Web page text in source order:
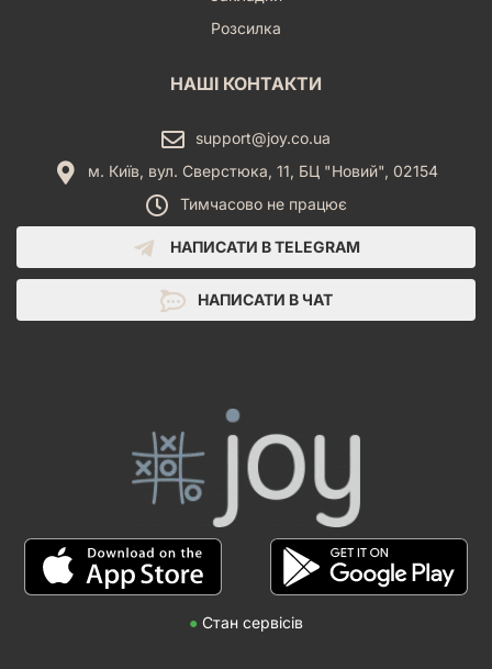
Розсилка
НАШІ КОНТАКТИ
support@joy.co.ua
м. Київ, вул. Сверстюка, 11, БЦ "Новий", 02154
Тимчасово не працює
НАПИСАТИ В TELEGRAM
НАПИСАТИ В ЧАТ
● Стан сервісів